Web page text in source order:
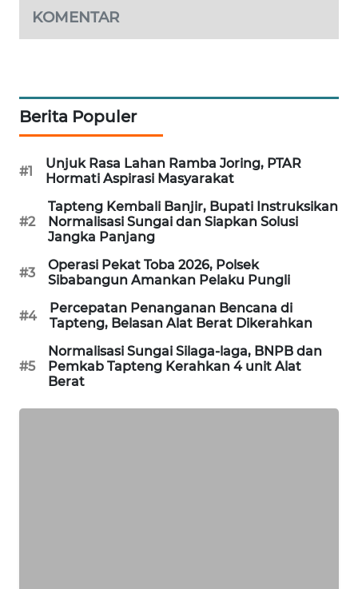
KOMENTAR
Berita Populer
#1
Unjuk Rasa Lahan Ramba Joring, PTAR
Hormati Aspirasi Masyarakat
#2
Tapteng Kembali Banjir, Bupati Instruksikan
Normalisasi Sungai dan Siapkan Solusi
Jangka Panjang
#3
Operasi Pekat Toba 2026, Polsek
Sibabangun Amankan Pelaku Pungli
#4
Percepatan Penanganan Bencana di
Tapteng, Belasan Alat Berat Dikerahkan
#5
Normalisasi Sungai Silaga-laga, BNPB dan
Pemkab Tapteng Kerahkan 4 unit Alat
Berat
METRO
JAKARTA
NEWS
KRT
NEWS
KARING
NEWS
JURNAL
MARITIM
HUMBANG